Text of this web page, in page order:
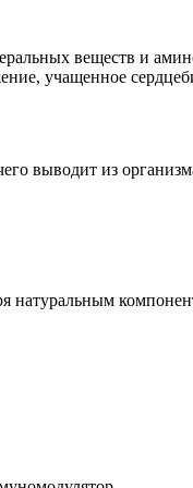
веществ и
учащенное
выводит из